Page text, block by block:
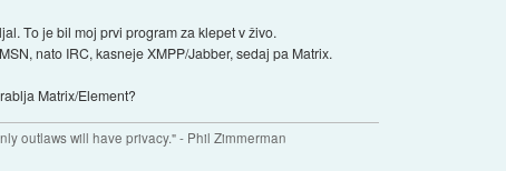
To je bil moj prvi program za klepet v živo.
nato IRC, kasneje XMPP/Jabber, sedaj pa Matrix.
Matrix/Element?
outlaws will have privacy." - Phil Zimmerman